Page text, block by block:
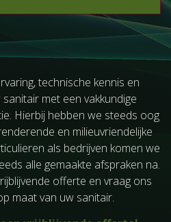
technische kennis en
met een vakkundige
Hierbij hebben we steeds oog
en milieuvriendelijke
als bedrijven komen we
alle gemaakte afspraken na.
offerte en vraag ons
maat van uw sanitair.